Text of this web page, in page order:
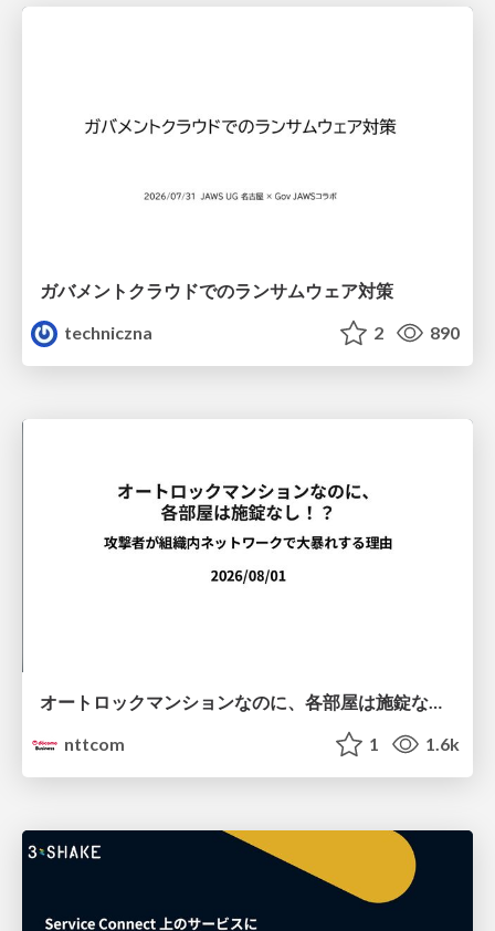
ガバメントクラウドでのランサムウェア対策
techniczna
2 890
オートロックマンションなのに、各部屋は施錠なし！？ 攻撃者が組織内ネットワークで大暴れする理由 / The Front Door Is Locked, but the Rooms Are Wide Open: Why Attackers Move Freely Inside Enterprise Networks
nttcom
1 1.6k